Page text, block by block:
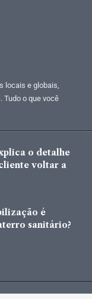
locais e globais,
Tudo o que você
o detalhe
voltar a
é
sanitário?